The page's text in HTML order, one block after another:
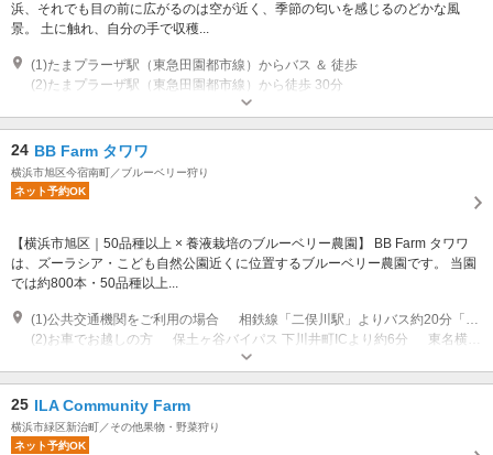
浜、それでも目の前に広がるのは空が近く、季節の匂いを感じるのどかな風
景。 土に触れ、自分の手で収穫...
(1)たまプラーザ駅（東急田園都市線）からバス ＆ 徒歩
(2)たまプラーザ駅（東急田園都市線）から徒歩 30分
24 BB Farm タワワ
横浜市旭区今宿南町／ブルーベリー狩り
ネット予約OK
【横浜市旭区｜50品種以上 × 養液栽培のブルーベリー農園】 BB Farm タワワ
は、ズーラシア・こども自然公園近くに位置するブルーベリー農園です。 当園
では約800本・50品種以上...
(1)公共交通機関をご利用の場合 相鉄線「二俣川駅」よりバス約20分「ニュータウン第6」下車 徒歩約9分
営業時間：９：００から17：００ 営業期間：営業：金曜日、土曜日、日曜
専用駐車場あり（無料）15台 農園内臨時駐車場
25 ILA Community Farm
横浜市緑区新治町／その他果物・野菜狩り
ネット予約OK